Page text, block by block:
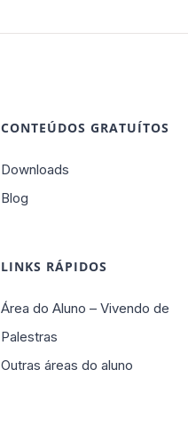
CONTEÚDOS GRATUÍTOS
Downloads
Blog
LINKS RÁPIDOS
Área do Aluno – Vivendo de
Palestras
Outras áreas do aluno